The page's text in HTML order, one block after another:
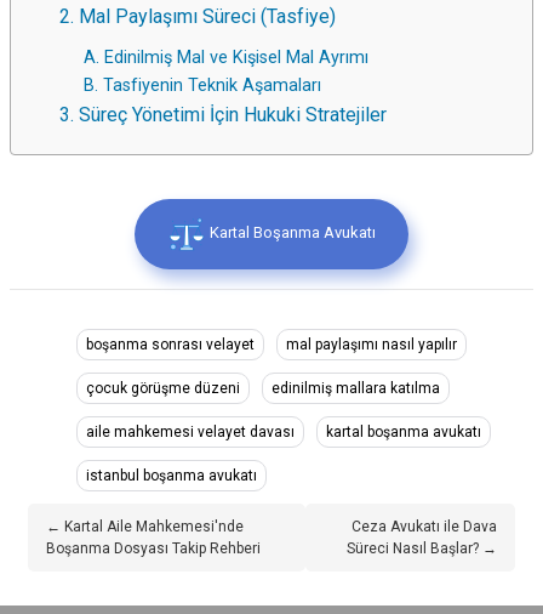
2. Mal Paylaşımı Süreci (Tasfiye)
A. Edinilmiş Mal ve Kişisel Mal Ayrımı
B. Tasfiyenin Teknik Aşamaları
3. Süreç Yönetimi İçin Hukuki Stratejiler
Kartal Boşanma Avukatı
boşanma sonrası velayet mal paylaşımı nasıl yapılır
çocuk görüşme düzeni edinilmiş mallara katılma
aile mahkemesi velayet davası kartal boşanma avukatı
istanbul boşanma avukatı
← Kartal Aile Mahkemesi'nde
Boşanma Dosyası Takip Rehberi
Ceza Avukatı ile Dava
Süreci Nasıl Başlar? →